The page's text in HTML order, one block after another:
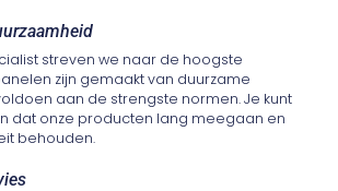
streven we naar de hoogste
zijn gemaakt van duurzame
aan de strengste normen. Je kunt
dat onze producten lang meegaan en
behouden.